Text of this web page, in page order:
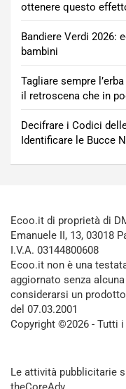
ottenere questo
Bandiere Verdi 2026:
bambini
Tagliare sempre
il retroscena che in
Decifrare i Codici
Identificare le Bucce
Ecoo.it di proprietà di
Emanuele II, 13, 03018
I.V.A. 03144800608
Ecoo.it non è una
aggiornato senza
considerarsi un
del 07.03.2001
Copyright ©2026 - Tutti
Le attività pubblicitarie